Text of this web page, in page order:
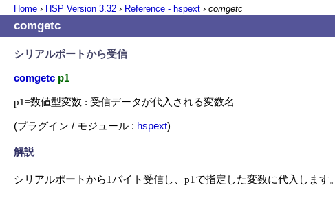
Home › HSP Version 3.32 › Reference - hspext › comgetc
comgetc
シリアルポートから受信
comgetc p1
p1=数値型変数 : 受信データが代入される変数名
(プラグイン / モジュール : hspext)
解説
シリアルポートから1バイト受信し、p1で指定した変数に代入します。